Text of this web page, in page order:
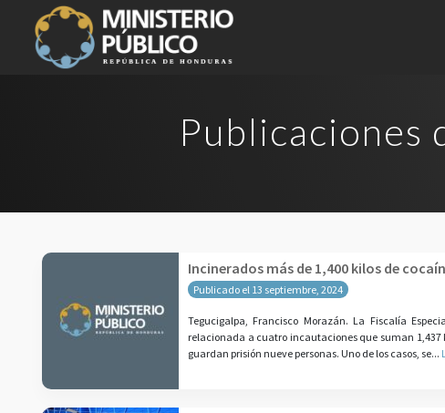
Publicaciones
Incinerados más de 1,400 kilos de
Publicado el 13 septiembre, 2024
Tegucigalpa, Francisco Morazán. La Fiscalía
relacionada a cuatro incautaciones que suman 1,437
guardan prisión nueve personas. Uno de los casos, se...